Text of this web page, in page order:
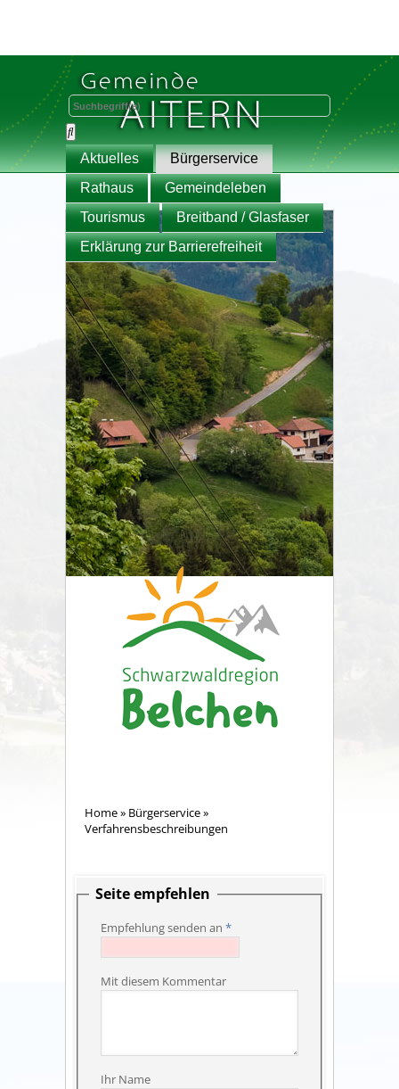
Aktuelles
Bürgerservice
Rathaus
Gemeindeleben
Tourismus
Breitband / Glasfaser
Erklärung zur Barrierefreiheit
Home» Bürgerservice»
Verfahrensbeschreibungen
Seite empfehlen
Empfehlung senden an *
Mit diesem Kommentar
Ihr Name